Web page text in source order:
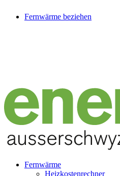
Fernwärme beziehen
Fernwärme
Heizkostenrechner